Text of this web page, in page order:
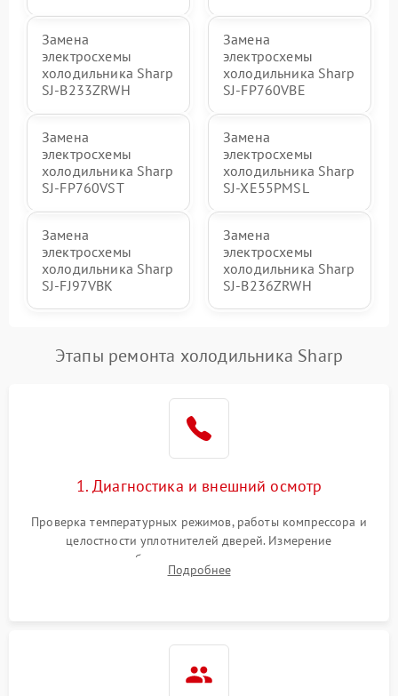
Замена
электросхемы
холодильника Sharp
SJ-B233ZRWH
Замена
электросхемы
холодильника Sharp
SJ-FP760VBE
Замена
электросхемы
холодильника Sharp
SJ-FP760VST
Замена
электросхемы
холодильника Sharp
SJ-XE55PMSL
Замена
электросхемы
холодильника Sharp
SJ-FJ97VBK
Замена
электросхемы
холодильника Sharp
SJ-B236ZRWH
Этапы ремонта холодильника Sharp
1. Диагностика и внешний осмотр
Проверка температурных режимов, работы компрессора и
целостности уплотнителей дверей. Измерение
сопротивления обмоток мотора, проверка термостата и
считывание кодов ошибок с электронного дисплея.
Подробнее